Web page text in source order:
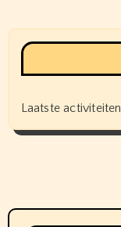
Laatste activiteiten